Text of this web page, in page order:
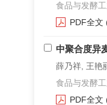
食品与发酵
PDF全文
中聚合度异
薛乃祥, 王艳
食品与发酵
PDF全文